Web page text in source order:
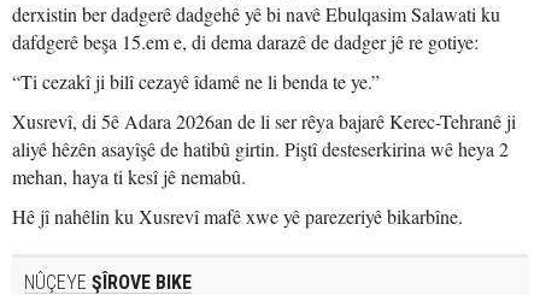
derxistin ber dadgerê dadgehê yê bi navê Ebulqasim Salawati ku
dafdgerê beşa 15.em e, di dema darazê de dadger jê re gotiye:
“Ti cezakî ji bilî cezayê îdamê ne li benda te ye.”
Xusrevî, di 5ê Adara 2026an de li ser rêya bajarê Kerec-Tehranê ji
aliyê hêzên asayîşê de hatibû girtin. Piştî desteserkirina wê heya 2
mehan, haya ti kesî jê nemabû.
Hê jî nahêlin ku Xusrevî mafê xwe yê parezeriyê bikarbîne.
NÛÇEYE ŞÎROVE BIKE